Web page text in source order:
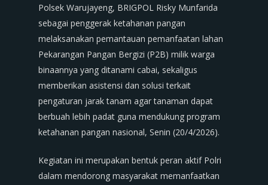
Polsek Warujayeng, BRIGPOL Risky Munfarida
sebagai penggerak ketahanan pangan
melaksanakan pemantauan pemanfaatan lahan
Pekarangan Pangan Bergizi (P2B) milik warga
binaannya yang ditanami cabai, sekaligus
memberikan asistensi dan solusi terkait
pengaturan jarak tanam agar tanaman dapat
berbuah lebih padat guna mendukung program
ketahanan pangan nasional, Senin (20/4/2026).
Kegiatan ini merupakan bentuk peran aktif Polri
dalam mendorong masyarakat memanfaatkan